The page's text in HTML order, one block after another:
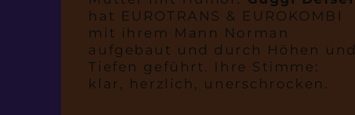
hat EUROTRANS & EUROKOMBI
mit ihrem Mann Norman
aufgebaut und durch Höhen und
Tiefen geführt. Ihre Stimme:
klar, herzlich, unerschrocken.